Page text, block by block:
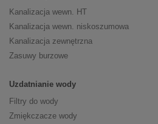
Kanalizacja wewn. HT
Kanalizacja wewn. niskoszumowa
Kanalizacja zewnętrzna
Zasuwy burzowe
Uzdatnianie wody
Filtry do wody
Zmiękczacze wody